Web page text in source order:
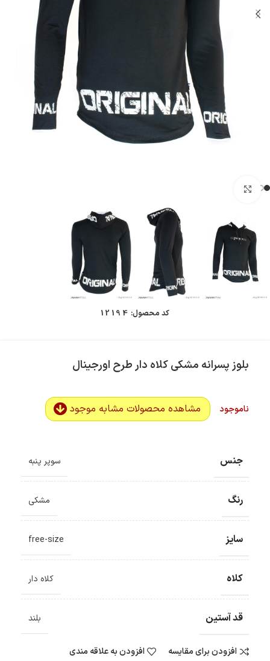
کد محصول: 12194
بلوز پسرانه مشکی کلاه دار طرح اورجینال
ناموجود مشاهده محصولات مشابه موجود
جنس سوپر پنبه
رنگ مشکی
سایز free-size
کلاه کلاه دار
قد آستین بلند
افزودن برای مقایسه افزودن به علاقه مندی
ضمانت اصالت کالا